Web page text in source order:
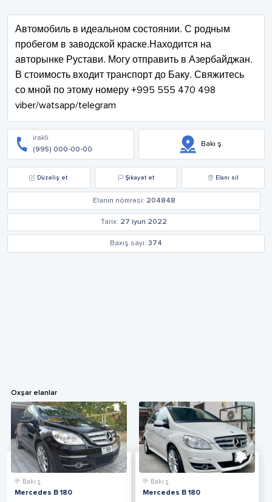
Автомобиль в идеальном состоянии. С родным
пробегом в заводской краске.Находится на
авторынке Рустави. Могу отправить в Азербайджан.
В стоимость входит транспорт до Баку. Свяжитесь
со мной по этому номеру +995 555 470 498
viber/watsapp/telegram
irakli
(995) 000-00-00
Bakı ş.
Düzəliş et Şikayət et Elanı sil
Elanın nömrəsi: 204848
Tarix: 27 iyun 2022
Baxış sayı: 374
Oxşar elanlar
Bakı ş.
Mercedes B 180
Bakı ş.
Mercedes B 180